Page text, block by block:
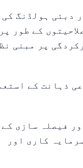
دبئی ہولڈنگ کی
کے طور پر
پر مبنی
ذہانت کے
فیصلہ سازی کے
کاری اور